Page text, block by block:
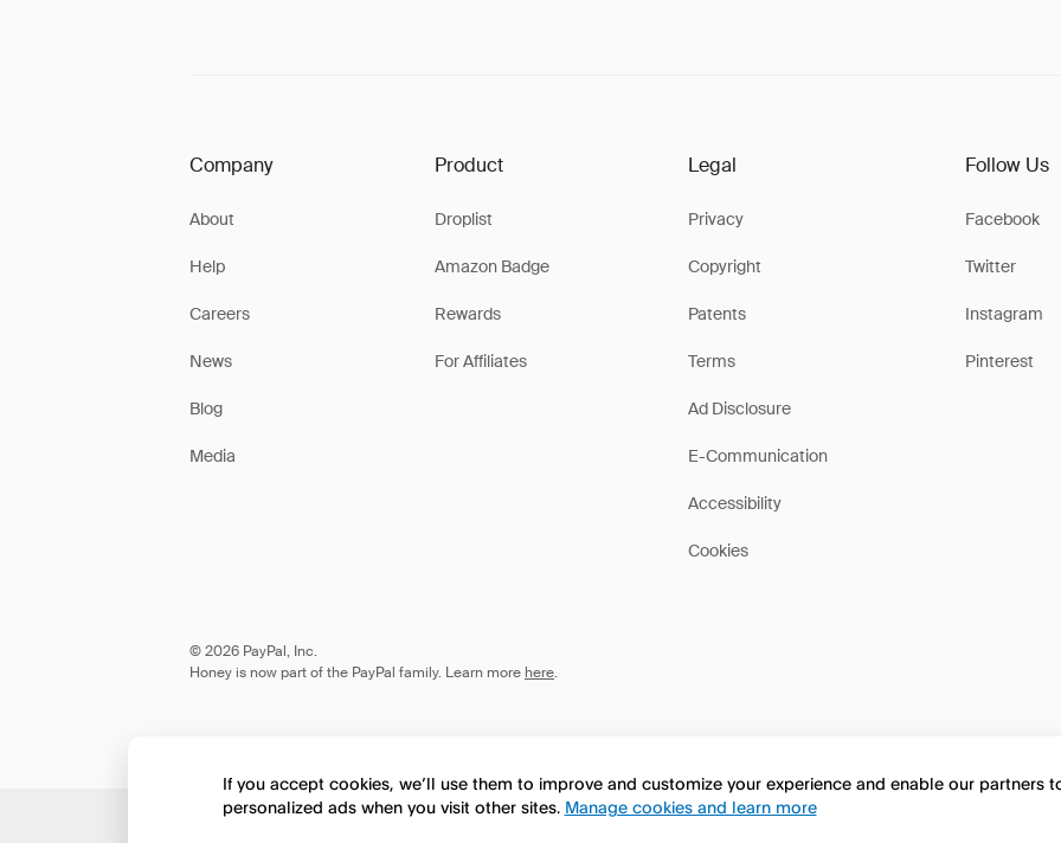
Company
About
Help
Careers
News
Blog
Media
Product
Droplist
Amazon Badge
Rewards
For Affiliates
Legal
Privacy
Copyright
Patents
Terms
Ad Disclosure
E-Communication
Accessibility
Cookies
Follow Us
Facebook
Twitter
Instagram
Pinterest
© 2026 PayPal, Inc.
Honey is now part of the PayPal family. Learn more here.
If you accept cookies, we’ll use them to improve and customize your experience and enable our partners
personalized ads when you visit other sites. Manage cookies and learn more